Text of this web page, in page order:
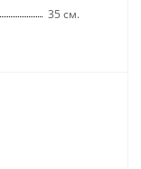
35 см.